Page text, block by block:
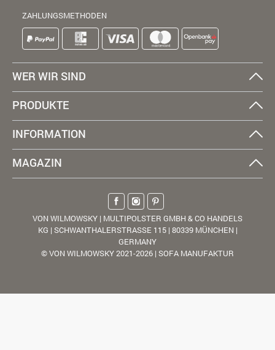
ZAHLUNGSMETHODEN
WER WIR SIND
PRODUKTE
INFORMATION
MAGAZIN
VON WILMOWSKY | MULTIPOLSTER GMBH & CO HANDELS
KG | SCHWANTHALERSTRASSE 115 | 80339 MÜNCHEN |
GERMANY
© VON WILMOWSKY 2021-2026 | SOFA MANUFAKTUR